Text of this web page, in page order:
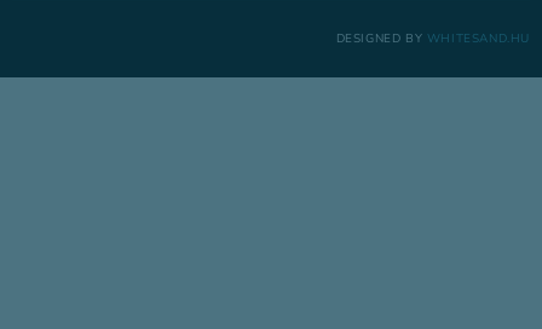
DESIGNED BY WHITESAND.HU